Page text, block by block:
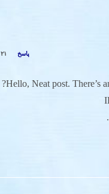
پاسخ ۲۱ آذر ۱۴۰۴
Hello, Neat post. There’s